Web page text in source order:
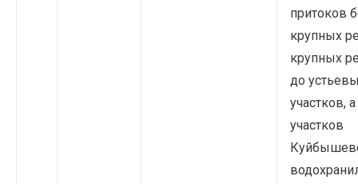
притоков
крупных
крупных
до
участков,
участков